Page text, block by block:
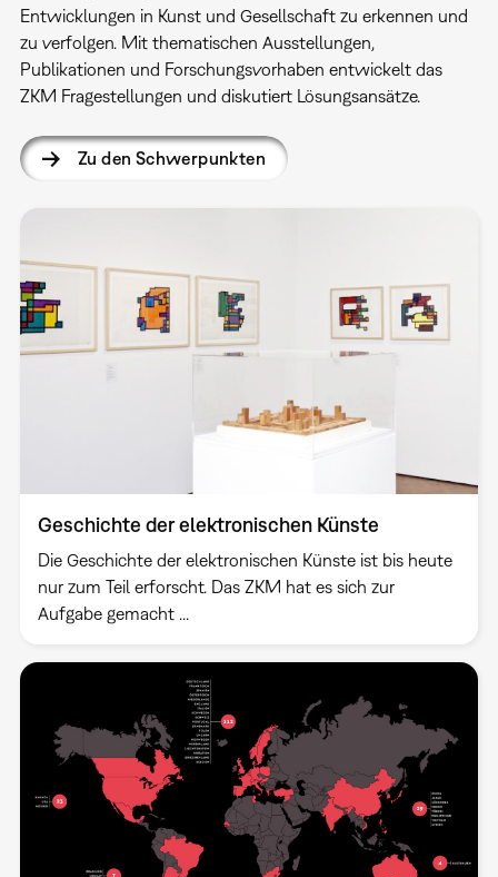
Entwicklungen in Kunst und Gesellschaft zu erkennen und
zu verfolgen. Mit thematischen Ausstellungen,
Publikationen und Forschungsvorhaben entwickelt das
ZKM Fragestellungen und diskutiert Lösungsansätze.
Zu den Schwerpunkten
Geschichte der elektronischen Künste
Die Geschichte der elektronischen Künste ist bis heute
nur zum Teil erforscht. Das ZKM hat es sich zur
Aufgabe gemacht ...